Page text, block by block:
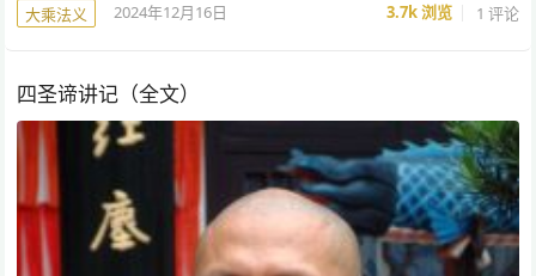
大乘法义 2024年12月16日 3.7k浏览 1 评论
四圣谛讲记（全文）